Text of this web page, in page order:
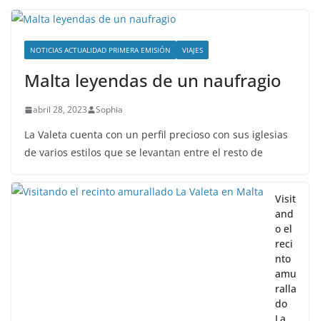
NOTICIAS ACTUALIDAD PRIMERA EMISIÓN VIAJES
Malta leyendas de un naufragio
abril 28, 2023 Sophia
La Valeta cuenta con un perfil precioso con sus iglesias
de varios estilos que se levantan entre el resto de
Visit
and
o el
reci
nto
amu
ralla
do